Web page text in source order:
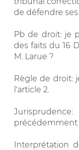
de défendre ses
Pb de droit: je
des faits du 16
M. Larue ?
Règle de droit:
l'article 2.
précédemment
Interprétation